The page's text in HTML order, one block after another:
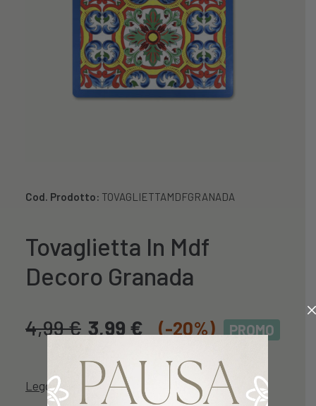
Cod. Prodotto: TOVAGLIETTAMDFGRANADA
Tovaglietta In Mdf
Decoro Granada
4,99€ 3,99 € (-20%) PROMO
Leggi descrizione